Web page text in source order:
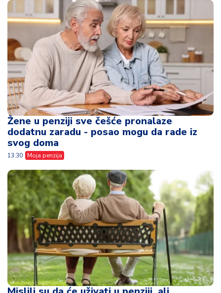
Žene u penziji sve češće pronalaze
dodatnu zaradu - posao mogu da rade iz
svog doma
13:30 Moja penzija